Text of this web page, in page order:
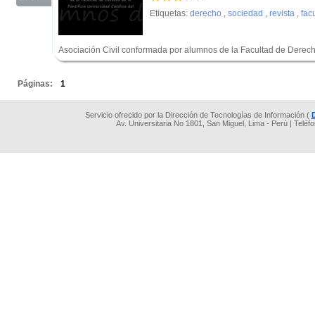
Etiquetas: derecho , sociedad , revista ,
Asociación Civil conformada por alumnos de la Facultad de
Páginas: 1
Servicio ofrecido por la Dirección de Tecnologías de Información (
Av. Universitaria No 1801, San Miguel, Lima - Perú |